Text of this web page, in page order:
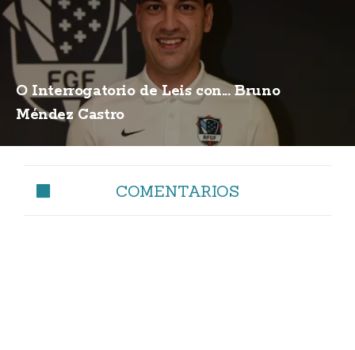
O Interrogatorio de Leis con... Bruno
Méndez Castro
COMENTARIOS